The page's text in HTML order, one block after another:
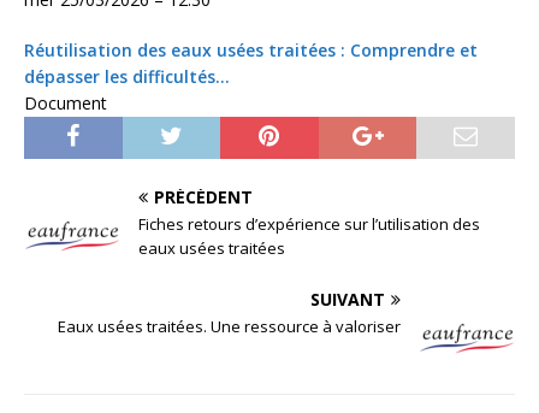
Réutilisation des eaux usées traitées : Comprendre et
dépasser les difficultés…
Document
PRÉCÉDENT
Fiches retours d’expérience sur l’utilisation des
eaux usées traitées
SUIVANT
Eaux usées traitées. Une ressource à valoriser